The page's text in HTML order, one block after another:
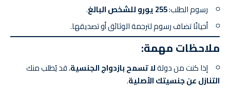
رسوم الطلب:255 يورو للشخص البالغ
.
أحيانًا تضاف رسوم لترجمة الوثائق أو تصديقها.
ملاحظات مهمة:
إذا كنت من دولةلا تسمح بازدواج الجنسية، قد يُطلب منك
التنازل عن جنسيتك الأصلية.